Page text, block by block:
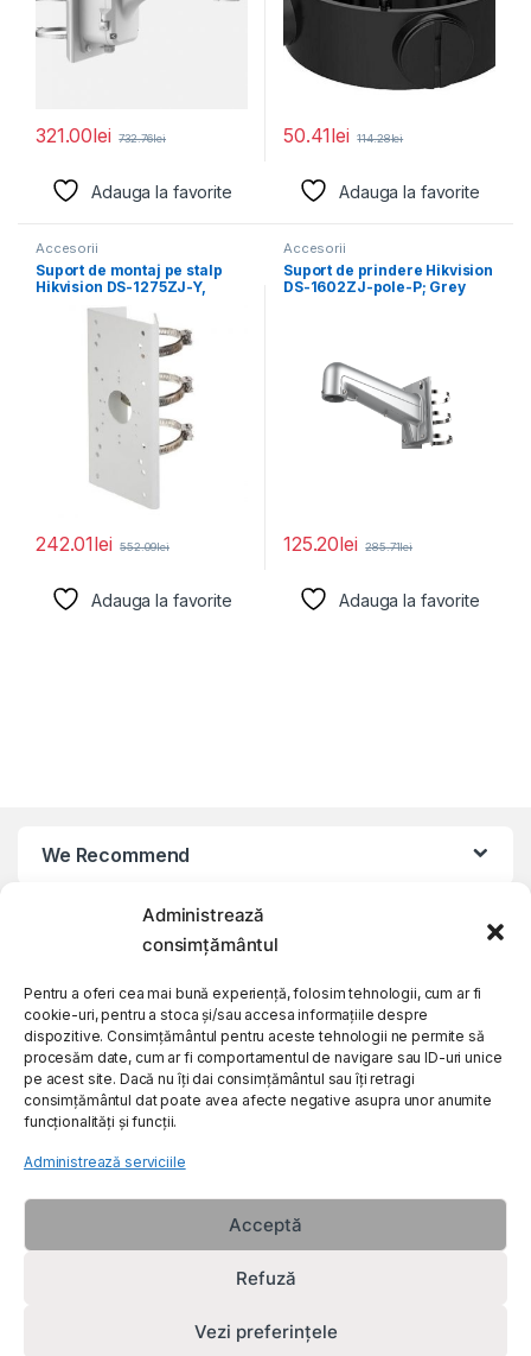
Administrează
consimțământul
Pentru a oferi cea mai bună experiență, folosim tehnologii, cum ar fi
cookie-uri, pentru a stoca și/sau accesa informațiile despre
dispozitive. Consimțământul pentru aceste tehnologii ne permite să
procesăm date, cum ar fi comportamentul de navigare sau ID-uri unice
pe acest site. Dacă nu îți dai consimțământul sau îți retragi
consimțământul dat poate avea afecte negative asupra unor anumite
funcționalități și funcții.
Administrează serviciile
Acceptă
Refuză
Vezi preferințele
321.00lei 732.76lei
Adauga la favorite
50.41lei 114.28lei
Adauga la favorite
Accesorii
Suport de montaj pe stalp
Hikvision DS-1275ZJ-Y,
dimensiuni: 67 mm
242.01lei 552.09lei
Adauga la favorite
Accesorii
Suport de prindere Hikvision
DS-1602ZJ-pole-P; Grey
125.20lei 285.71lei
Adauga la favorite
We Recommend
My Account
Customer Care
About Us